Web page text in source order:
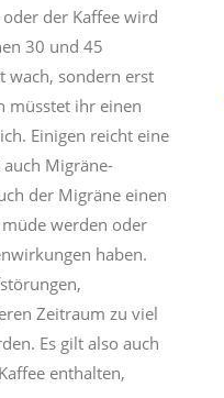
der Kaffee wird
30 und 45
wach, sondern erst
müsstet ihr einen
Einigen reicht eine
auch Migräne-
der Migräne einen
werden oder
haben.
Zeitraum zu viel
Es gilt also auch
enthalten,